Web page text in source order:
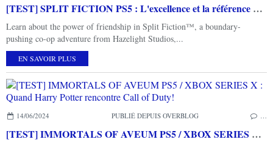
[TEST] SPLIT FICTION PS5 : L'excellence et la référence du jeu en coop!
Learn about the power of friendship in Split Fiction™, a boundary-
pushing co-op adventure from Hazelight Studios,...
EN SAVOIR PLUS
14/06/2024 PUBLIÉ DEPUIS OVERBLOG
[TEST] IMMORTALS OF AVEUM PS5 / XBOX SERIES X : Quand Harry Potter rencontre Call of Duty!